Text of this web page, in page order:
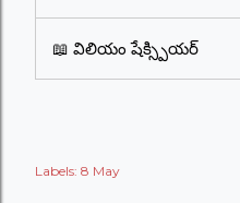
📖 విలియం షేక్స్పియర్
Labels: 8 May